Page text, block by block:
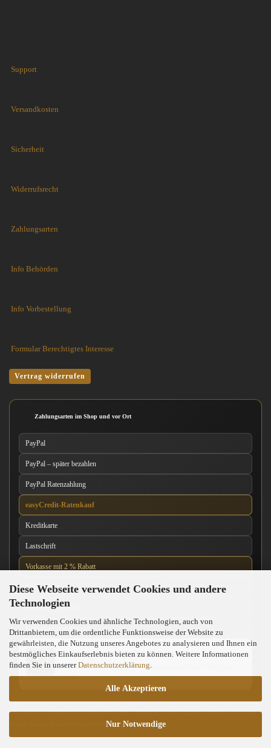
Diese Webseite verwendet Cookies und andere
Technologien
Wir verwenden Cookies und ähnliche Technologien, auch von
Drittanbietern, um die ordentliche Funktionsweise der Website zu
gewährleisten, die Nutzung unseres Angebotes zu analysieren und Ihnen ein
bestmögliches Einkaufserlebnis bieten zu können. Weitere Informationen
finden Sie in unsererDatenschutzerklärung
Alle Akzeptieren
Nur Notwendige
Support
Versandkosten
Sicherheit
Widerrufsrecht
Zahlungsarten
Info Behörden
Info Vorbestellung
Formular Berechtigtes Interesse
Vertrag widerrufen
Zahlungsarten im Shop und vor Ort
PayPal
PayPal – später bezahlen
PayPal Ratenzahlung
easyCredit-Ratenkauf
Kreditkarte
Lastschrift
Vorkasse mit 2 % Rabatt
Nachnahme
Barzahlung vor Ort
Kartenzahlung vor Ort
News über unseren WhatsApp-Kanal
Neue Messer, Angebote und Neuigkeiten direkt über WhatsApp
erhalten.
Die tatsächlich verfügbaren Zahlungsarten werden während des Bestellvorgangs angezeigt und können
je nach Warenkorb und Zahlungsdienstleister abweichen.